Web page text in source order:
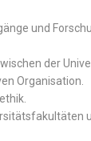
und
der
Organisation.